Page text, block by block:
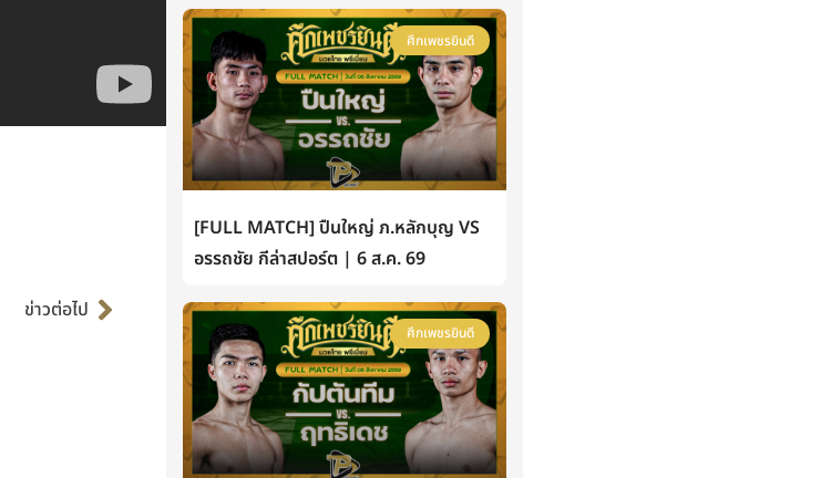
ข่าวต่อไป
ศึกเพชรยินดี
[FULL MATCH] ปืนใหญ่ ภ.หลักบุญ VS
อรรถชัย กีล่าสปอร์ต | 6 ส.ค. 69
ศึกเพชรยินดี